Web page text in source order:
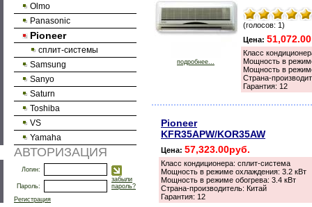
Olmo
Panasonic
Pioneer
сплит-системы
Samsung
Sanyo
Saturn
Toshiba
VS
Yamaha
АВТОРИЗАЦИЯ
Логин:
Пароль:
забыли
пароль?
Регистрация
подробнее...
(голосов: 1)
Цена:
Класс
Мощность в
Мощность в
Страна-
Гарантия: 12
Pioneer
KFR35APW/KOR35AW
Цена: 57,323.00руб.
Класс кондиционера: сплит-система
Мощность в режиме охлаждения: 3.2 кВт
Мощность в режиме обогрева: 3.4 кВт
Страна-производитель: Китай
Гарантия: 12